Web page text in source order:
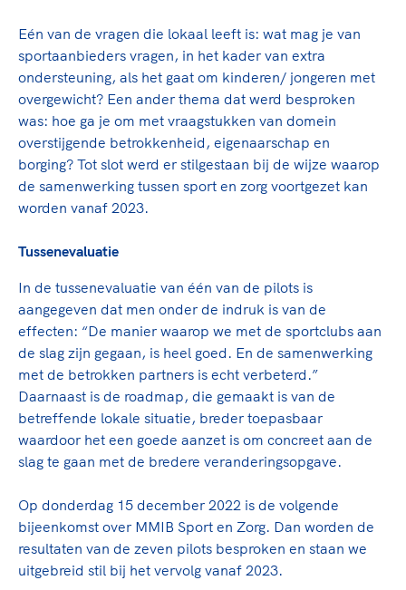
Sport gaat niet vanzelf
Sport verenigt. Op sportclubs, pleintjes, tijdens
een rondje fietsen, door samen te skaten of naar
de sportschool te gaan. Door samen te juichen
voor Sifan Hassan, Rico Verhoeven, Diede de
genieten van de karatewedstrijd van je dochter,
de halve marathon van je moeder of de
hockeywedstrijd van je buurjongen.
Lees verder
Opleidingen en trainingen
High5 Stappenplan
Ruimte voor sport
Clubondersteuning
Beroepskrachten
sportomgeving
Voor welk gedrag staat de club? Wat mag wel
langs de lijn, in de kleedkamer, kantine en online?
En wat mag vooral niet? Een gedragscode geeft
hier richting aan en is dus een belangrijk
onderdeel van het clubbeleid rondom gewenst en
ongewenst gedrag.
Lees verder
Topsportfinanciering
Maatschappelijke waarde topsport
Top teamsportcompetities
De TeamNL Academie
De TeamNL Academie biedt een leer- en
binnen TeamNL programma's: experts, coaches,
toekomstig kader.
Lees verder
Eén van de vragen die lokaal leeft is: wat mag je van
sportaanbieders vragen, in het kader van extra
ondersteuning, als het gaat om kinderen/ jongeren met
overgewicht? Een ander thema dat werd besproken
was: hoe ga je om met vraagstukken van domein
overstijgende betrokkenheid, eigenaarschap en
borging? Tot slot werd er stilgestaan bij de wijze waarop
de samenwerking tussen sport en zorg voortgezet kan
worden vanaf 2023.
Tussenevaluatie
In de tussenevaluatie van één van de pilots is
aangegeven dat men onder de indruk is van de
effecten: “De manier waarop we met de sportclubs aan
de slag zijn gegaan, is heel goed. En de samenwerking
met de betrokken partners is echt verbeterd.”
Daarnaast is de roadmap, die gemaakt is van de
betreffende lokale situatie, breder toepasbaar
waardoor het een goede aanzet is om concreet aan de
slag te gaan met de bredere veranderingsopgave.
Op donderdag 15 december 2022 is de volgende
bijeenkomst over MMIB Sport en Zorg. Dan worden de
resultaten van de zeven pilots besproken en staan we
uitgebreid stil bij het vervolg vanaf 2023.